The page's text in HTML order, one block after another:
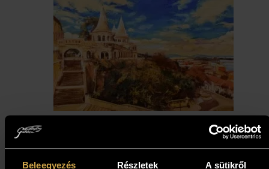
Beleegyezés Részletek A sütikről
Papp Gábor - A Halászok